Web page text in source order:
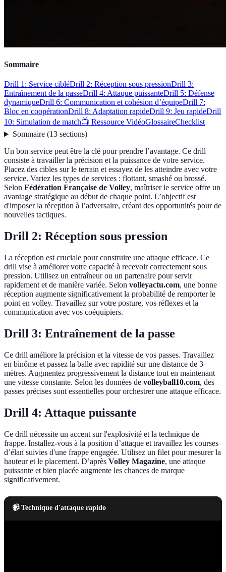
Sommaire
Drill 1: Service cibléDrill 2: Réception sous pressionDrill 3:
Entraînement de la passeDrill 4: Attaque puissanteDrill 5: Défense
dynamiqueDrill 6: Communication et cohésion d’équipeDrill 7:
Bloc en coopérationDrill 8: Adaptation rapideDrill 9: Jeu rapideDrill
10: Simulation de match📺 Ressource VidéoGlossaireChecklist
Sommaire(13 sections)
Un bon service peut être la clé pour prendre l’avantage. Ce drill
consiste à travailler la précision et la puissance de votre service.
Placez des cibles sur le terrain et essayez de les atteindre avec votre
service. Variez les types de services : flottant, smashé ou brossé.
Selon Fédération Française de Volley, maîtriser le service offre un
avantage stratégique au début de chaque point. L’objectif est
d'imposer la réception à l’adversaire, créant des opportunités pour de
nouvelles tactiques.
Drill 2: Réception sous pression
La réception est cruciale pour construire une attaque efficace. Ce
drill vise à améliorer votre capacité à recevoir correctement sous
pression. Utilisez un entraîneur ou un partenaire pour servir
rapidement et de manière variée. Selon volleyactu.com, une bonne
réception augmente significativement la probabilité de remporter le
point en volley. Travaillez sur votre posture, vos réflexes et la
communication avec vos coéquipiers.
Drill 3: Entraînement de la passe
Ce drill améliore la précision et la vitesse de vos passes. Travaillez
en binôme et passez la balle avec rapidité sur une distance de 3
mètres. Augmentez progressivement la distance tout en maintenant
une vitesse constante. Selon les données de volleyball10.com, des
passes précises sont essentielles pour orchestrer une attaque efficace.
Drill 4: Attaque puissante
Ce drill nécessite un accent sur l'explosivité et la technique de
frappe. Installez-vous à la position d’attaque et travaillez les courses
d’élan suivies d'une frappe engagée. Utilisez un filet pour mesurer la
hauteur et le placement. D’après Volley Magazine, une attaque
puissante et bien placée augmente les chances de marque
significativement.
📹 Technique d'attaque rapido